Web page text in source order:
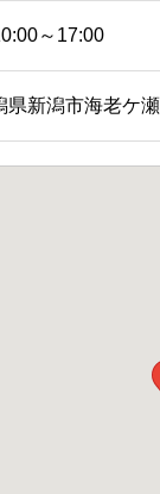
～17:00
県新潟市海老ケ瀬